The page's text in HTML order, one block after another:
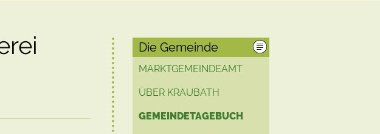
Die Gemeinde
MARKTGEMEINDEAMT
ÜBER KRAUBATH
GEMEINDETAGEBUCH